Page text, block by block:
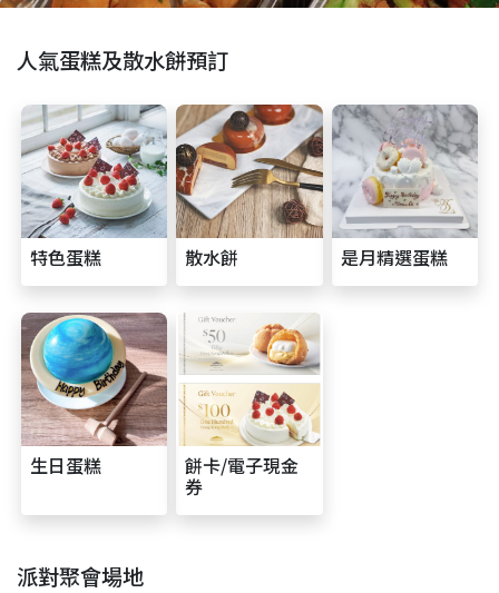
人氣蛋糕及散水餅預訂
特色蛋糕 散水餅 是月精選蛋糕
生日蛋糕 餅卡/電子現金
券
派對聚會場地